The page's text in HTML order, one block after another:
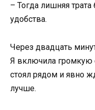
– Тогда лишняя
удобства.
Через двадцать
Я включила громкую
стоял рядом и явно
лучше.